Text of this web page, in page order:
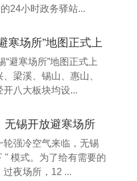
24小时政务驿站...
寒场所”地图正式上
“避寒场所”地图正式上
梁溪、锡山、惠山、
八大板块均设...
无锡开放避寒场所
轮强冷空气来临，无锡
" 模式。为了给有需要的
夜场所，12 ...